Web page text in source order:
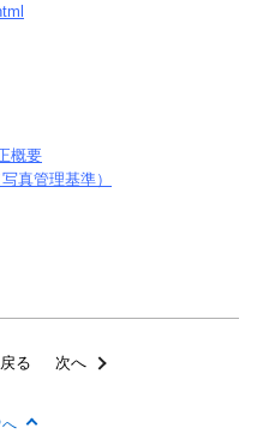
概要
真管理基準）
る 次へ